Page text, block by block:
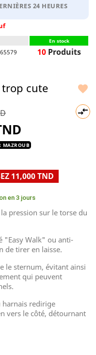
24 HEURES
En stock
10Produits


trop cute
MAZROUB
11,000 TND
en 3 jours
pression sur le torse du
"Easy Walk" ou anti-
de tirer en laisse.
le sternum, évitant ainsi
qui peuvent
harnais redirige
vers le côté, détournant